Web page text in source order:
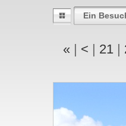
Ein
« | < | 21 |